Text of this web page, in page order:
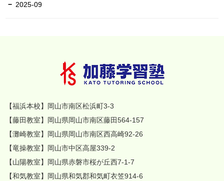
2025-09
【福浜本校】岡山市南区松浜町3-3
【藤田教室】岡山県岡山市南区藤田564-157
【灘崎教室】岡山県岡山市南区西高崎92-26
【竜操教室】岡山市中区高屋339-2
【山陽教室】岡山県赤磐市桜が丘西7-1-7
【和気教室】岡山県和気郡和気町衣笠914-6